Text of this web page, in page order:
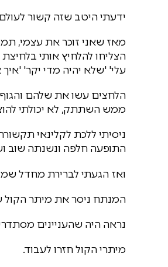
ידעתי היטב שזה קשור
​​מאז שאני זוכר את עצמי,
הצליחו להלחיץ אותי
עלי' 'שלא יהיה מדי יקר'
הלחצים עשו את שלהם
ממש השתתק, לא יכולתי
ניסיתי ללכת לקלינאי
התופעה חלפה ונשנתה שוב
ואז הגעתי לברירת מחדל
המנתח ניסר את מיתר הקול
נראה היה שהעניינים
מיתרי הקול חזרו לעבוד.